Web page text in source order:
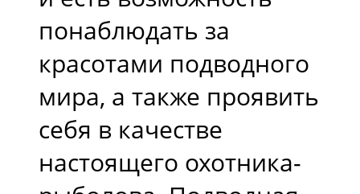
понаблюдать за
красотами подводного
мира, а также проявить
себя в качестве
настоящего охотника-